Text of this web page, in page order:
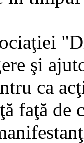
şi
ca
faţă de